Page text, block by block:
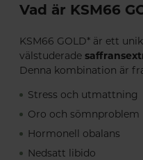
Vad är KSM66
KSM66 GOLD* är ett
välstuderade
Denna kombination är
Stress och utmattning
Oro och sömnproblem
Hormonell obalans
Nedsatt libido